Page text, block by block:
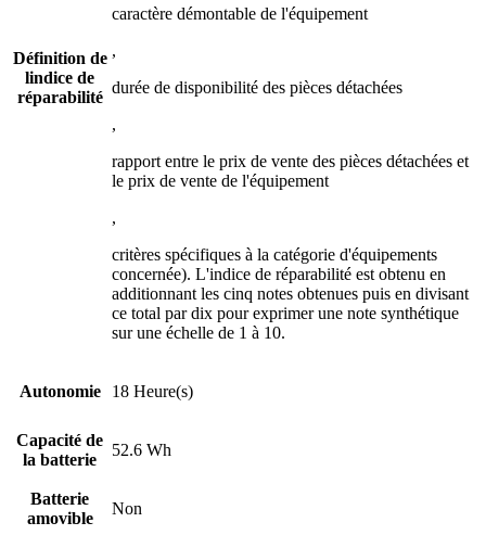
Définition de
lindice de
réparabilité
caractère démontable de l'équipement
,
durée de disponibilité des pièces détachées
,
rapport entre le prix de vente des pièces détachées et
le prix de vente de l'équipement
,
critères spécifiques à la catégorie d'équipements
concernée). L'indice de réparabilité est obtenu en
additionnant les cinq notes obtenues puis en divisant
ce total par dix pour exprimer une note synthétique
sur une échelle de 1 à 10.
Autonomie 18 Heure(s)
Capacité de
la batterie
52.6 Wh
Batterie
amovible
Non